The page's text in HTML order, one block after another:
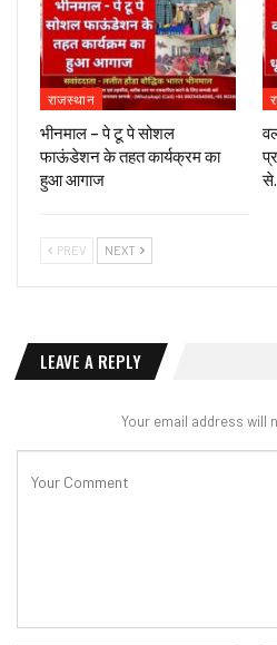
राजस्थान
भीनमाल – पे टू पे सोशल
फाऊंडेशन के तहत कार्यक्रम का
हुआ आगाज
PREV NEXT
LEAVE A REPLY
Your email address will